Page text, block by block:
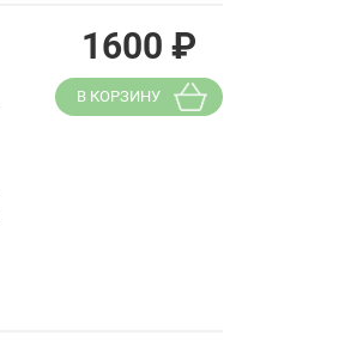
1600 ₽
В КОРЗИНУ